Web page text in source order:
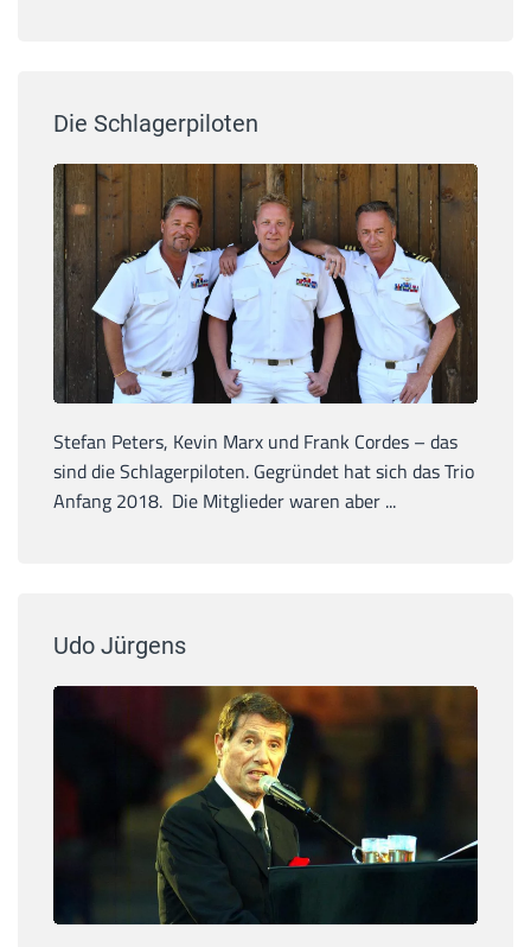
Die Schlagerpiloten
Stefan Peters, Kevin Marx und Frank Cordes – das
sind die Schlagerpiloten. Gegründet hat sich das Trio
Anfang 2018. Die Mitglieder waren aber ...
Udo Jürgens